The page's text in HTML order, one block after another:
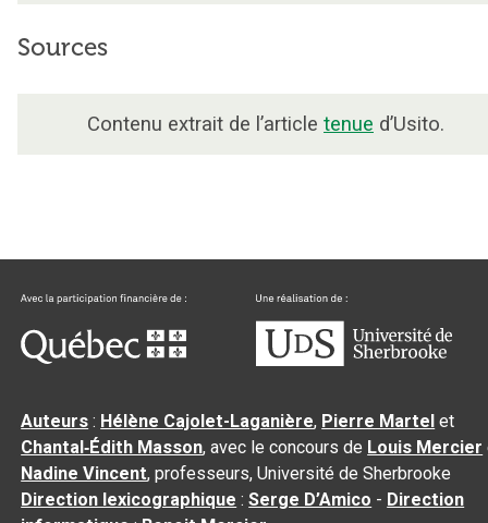
Sources
Contenu extrait de l’article tenue d’Usito.
Auteurs : Hélène Cajolet-Laganière, Pierre Martel et
Chantal‑Édith Masson, avec le concours de Louis Mercier
Nadine Vincent, professeurs, Université de Sherbrooke
Direction lexicographique :Serge D’Amico - Direction